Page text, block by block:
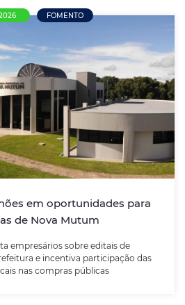
FOMENTO
em oportunidades para
de Nova Mutum
empresários sobre editais de
e incentiva participação das
nas compras públicas
em oportunidades
de Nova Mutum
empresários sobre editais de
da Prefeitura e incentiva
locais nas compras